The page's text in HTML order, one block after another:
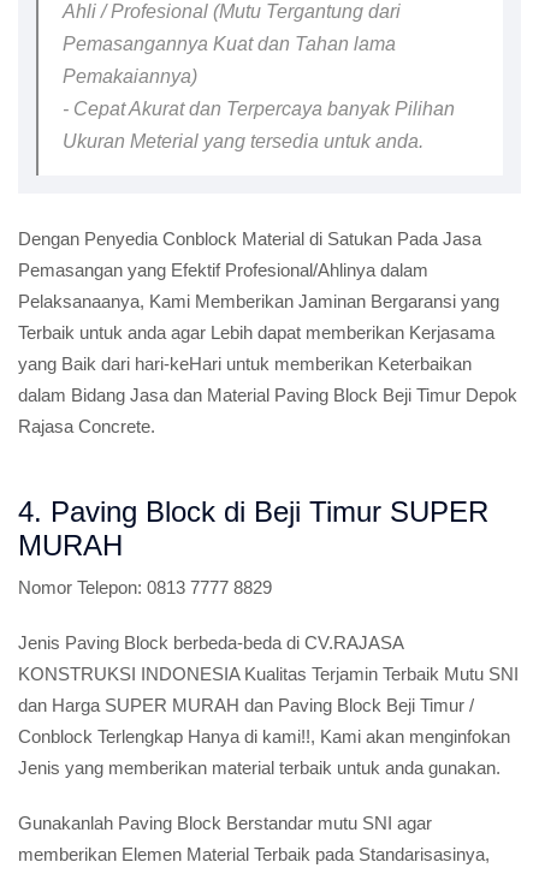
Ahli / Profesional (Mutu Tergantung dari
Pemasangannya Kuat dan Tahan lama
Pemakaiannya)
- Cepat Akurat dan Terpercaya banyak Pilihan
Ukuran Meterial yang tersedia untuk anda.
Dengan Penyedia Conblock Material di Satukan Pada Jasa
Pemasangan yang Efektif Profesional/Ahlinya dalam
Pelaksanaanya, Kami Memberikan Jaminan Bergaransi yang
Terbaik untuk anda agar Lebih dapat memberikan Kerjasama
yang Baik dari hari-keHari untuk memberikan Keterbaikan
dalam Bidang Jasa dan Material Paving Block Beji Timur Depok
Rajasa Concrete.
4. Paving Block di Beji Timur SUPER
MURAH
Nomor Telepon: 0813 7777 8829
Jenis Paving Block berbeda-beda di CV.RAJASA
KONSTRUKSI INDONESIA Kualitas Terjamin Terbaik Mutu SNI
dan Harga SUPER MURAH dan Paving Block Beji Timur /
Conblock Terlengkap Hanya di kami!!, Kami akan menginfokan
Jenis yang memberikan material terbaik untuk anda gunakan.
Gunakanlah Paving Block Berstandar mutu SNI agar
memberikan Elemen Material Terbaik pada Standarisasinya,